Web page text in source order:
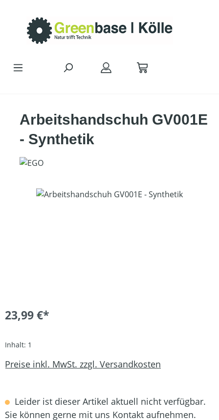
Arbeitshandschuh GV001E
- Synthetik
Bildergalerie überspringen
23,99 €*
Inhalt: 1
Preise inkl. MwSt. zzgl. Versandkosten
Leider ist dieser Artikel aktuell nicht verfügbar.
Sie können gerne mit uns Kontakt aufnehmen.